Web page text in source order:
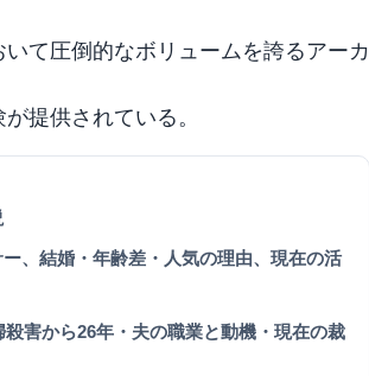
て圧倒的なボリュームを誇るアーカ
提供されている。
、結婚・年齢差・人気の理由、現在の活
害から26年・夫の職業と動機・現在の裁